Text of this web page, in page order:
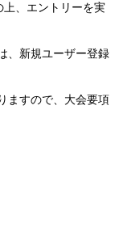
、エントリーを実
、新規ユーザー登録
ますので、大会要項